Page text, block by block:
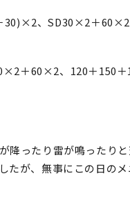
30)×2、SD30×2＋60×2
＋60×2、120＋150＋
降ったり雷が鳴ったり
たが、無事にこの日の